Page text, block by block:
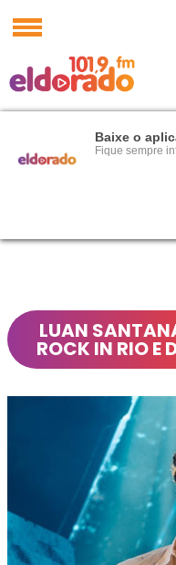
Baixe o
Fique sempre
LUAN
ROCK IN RIO E